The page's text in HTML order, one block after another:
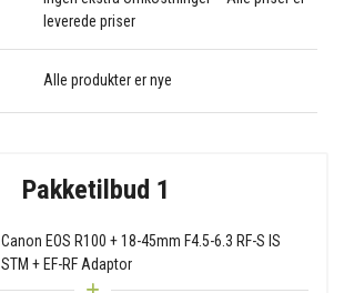
leverede priser
Alle produkter er nye
Pakketilbud 1
Canon EOS R100 + 18-45mm F4.5-6.3 RF-S IS
STM + EF-RF Adaptor